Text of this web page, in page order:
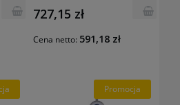
727,15 zł
Cena netto: 591,18 zł
Promocja